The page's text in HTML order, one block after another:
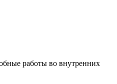
работы во внутренних